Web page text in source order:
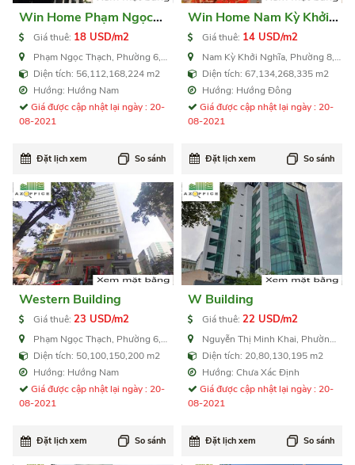
Win Home Phạm Ngọc
Thạch
Giá thuê: 18 USD/m2
Phạm Ngọc Thạch, Phường 6,
Quận 3Diện tích: 56,112,168,224 m2
Hướng: Hướng Nam
Giá được cập nhật lại ngày : 20-
08-2021
Đặt lịch xem So sánh
Win Home Nam Kỳ Khởi
Nghĩa
Giá thuê: 14 USD/m2
Nam Kỳ Khởi Nghĩa, Phường 8,
Quận 3Diện tích: 67,134,268,335 m2
Hướng: Hướng Đông
Giá được cập nhật lại ngày : 20-
08-2021
Đặt lịch xem So sánh
Western Building
Giá thuê: 23 USD/m2
Phạm Ngọc Thạch, Phường 6,
Quận 3Diện tích: 50,100,150,200 m2
Hướng: Hướng Nam
Giá được cập nhật lại ngày : 20-
08-2021
Đặt lịch xem So sánh
W Building
Giá thuê:22 USD/m2
Nguyễn Thị Minh Khai, Phường
6, Quận 3
Diện tích: 20,80,130,195 m2
Hướng: Chưa Xác Định
Giá được cập nhật lại ngày : 20-
08-2021
Đặt lịch xem So sánh